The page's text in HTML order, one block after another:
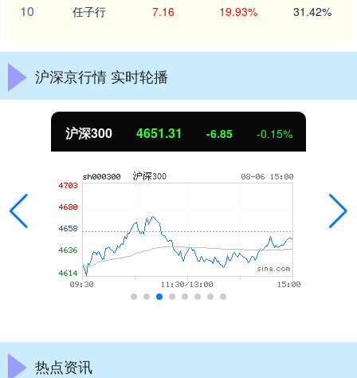
10 任子行 7.16 19.93% 31.42%
沪深京行情 实时轮播
沪深300 4651.31 -6.85 -0.15%
热点资讯